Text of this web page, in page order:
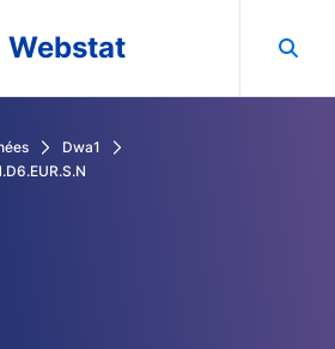
Webstat
Dwa1